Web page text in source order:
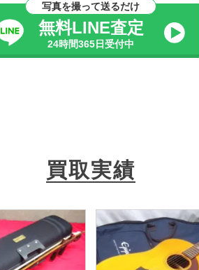
写真を撮って送るだけ
無料LINE査定
24時間365日受付中
買取実績